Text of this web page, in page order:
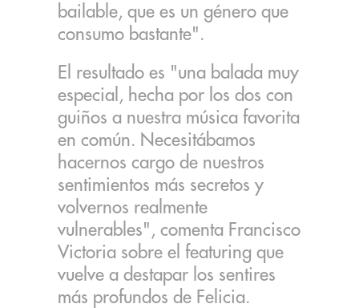
bailable, que es un género que
consumo bastante".
El resultado es "una balada muy
especial, hecha por los dos con
guiños a nuestra música favorita
en común. Necesitábamos
hacernos cargo de nuestros
sentimientos más secretos y
volvernos realmente
vulnerables", comenta Francisco
Victoria sobre el featuring que
vuelve a destapar los sentires
más profundos de Felicia.